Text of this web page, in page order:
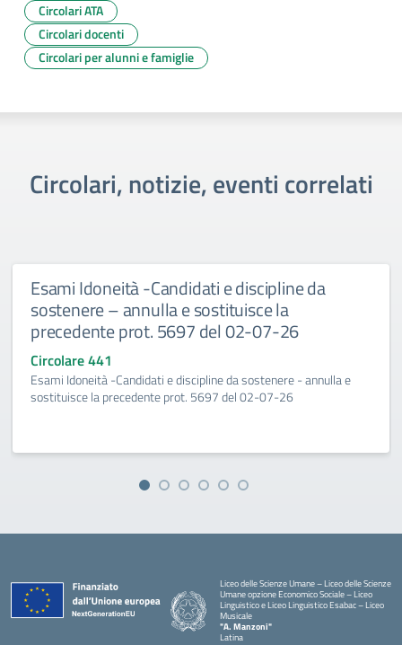
Circolari ATA
Circolari docenti
Circolari per alunni e famiglie
Circolari, notizie, eventi correlati
Esami Idoneità -Candidati e discipline da
sostenere – annulla e sostituisce la
precedente prot. 5697 del 02-07-26
Circolare 441
Esami Idoneità -Candidati e discipline da sostenere - annulla e
sostituisce la precedente prot. 5697 del 02-07-26
Liceo delle Scienze Umane – Liceo delle Scienze
Umane opzione Economico Sociale – Liceo
Linguistico e Liceo Linguistico Esabac – Liceo
Musicale
"A. Manzoni"
Latina